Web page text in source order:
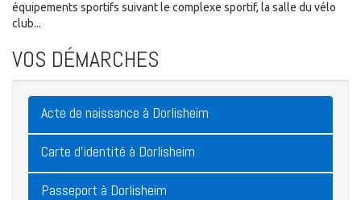
équipements sportifs suivant le complexe sportif, la salle du vélo
club...
VOS DÉMARCHES
Acte de naissance à Dorlisheim
Carte d'identité à Dorlisheim
Passeport à Dorlisheim